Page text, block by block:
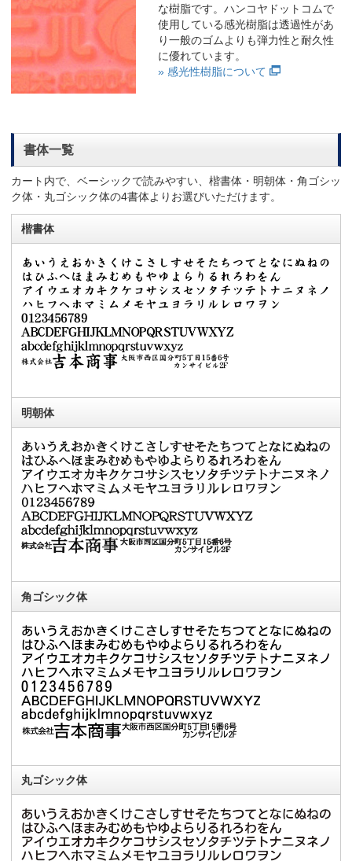
な樹脂です。ハンコヤドットコムで
使用している感光樹脂は透過性があ
り一般のゴムよりも弾力性と耐久性
に優れています。
» 感光性樹脂について
書体一覧
カート内で、ベーシックで読みやすい、楷書体・明朝体・角ゴシッ
ク体・丸ゴシック体の4書体よりお選びいただけます。
楷書体
明朝体
角ゴシック体
丸ゴシック体